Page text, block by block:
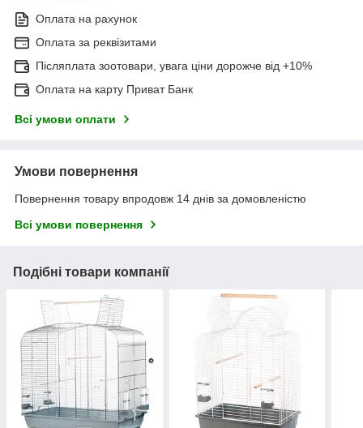
Оплата на рахунок
Оплата за реквізитами
Післяплата зоотовари, увага ціни дорожче від +10%
Оплата на карту Приват Банк
Всі умови оплати
Умови повернення
Повернення товару впродовж 14 днів за домовленістю
Всі умови повернення
Подібні товари компанії